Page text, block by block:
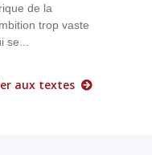
de la
trop vaste
aux textes